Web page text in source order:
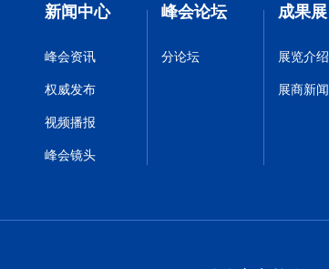
新闻中心
峰会资讯
权威发布
视频播报
峰会镜头
峰会论坛
分论坛
成果展
展览介绍
展商新闻